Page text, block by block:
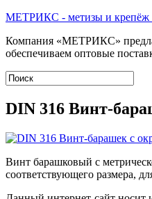
МЕТРИКС - метизы и крепёж
Компания «МЕТРИКС»
обеспечиваем оптовые
DIN 316 Винт-
Винт барашковый с
соответствующего размера,